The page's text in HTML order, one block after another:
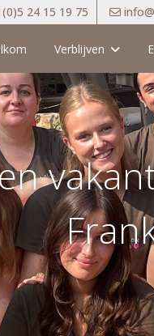
24 15 19 75
Verblijven